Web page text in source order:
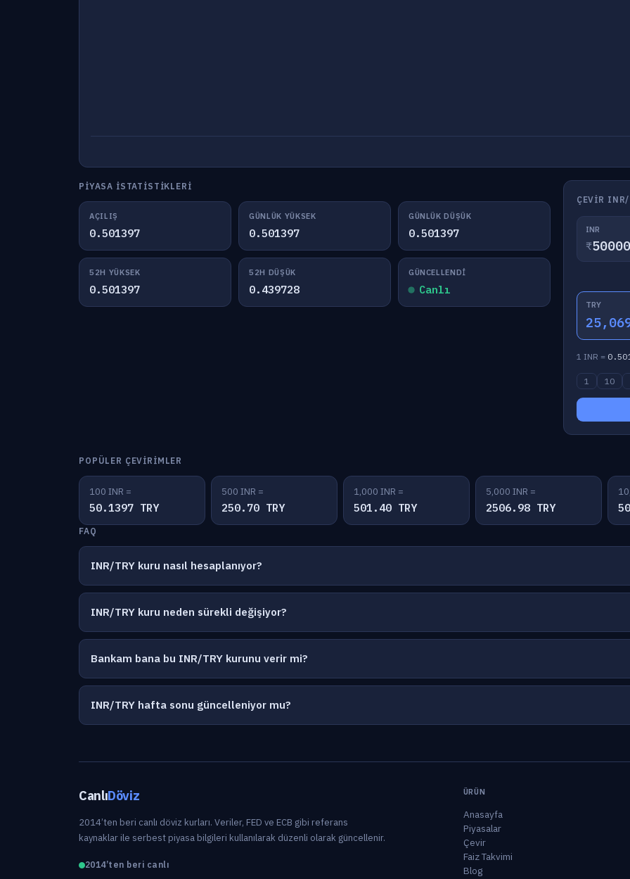
PIYASA İSTATISTIKLERI
AÇILIŞ
0.501397
GÜNLÜK YÜKSEK
0.501397
GÜNLÜK DÜŞÜK
0.501397
52H YÜKSEK
0.501397
52H DÜŞÜK
0.439728
GÜNCELLENDI
Canlı
ÇEVIR
INR
₹
TRY
1 INR =
1 10
POPÜLER ÇEVIRIMLER
100 INR =
50.1397 TRY
500 INR =
250.70 TRY
1,000 INR =
501.40 TRY
5,000 INR =
2506.98 TRY
FAQ
INR/TRY kuru nasıl hesaplanıyor?
INR/TRY kuru neden sürekli değişiyor?
Bankam bana bu INR/TRY kurunu verir mi?
INR/TRY hafta sonu güncelleniyor mu?
CanlıDöviz
2014’ten beri canlı döviz kurları. Veriler, FED ve ECB gibi referans
kaynaklar ile serbest piyasa bilgileri kullanılarak düzenli olarak güncellenir.
2014’ten beri canlı
ÜRÜN
Anasayfa
Piyasalar
Çevir
Faiz Takvimi
Blog